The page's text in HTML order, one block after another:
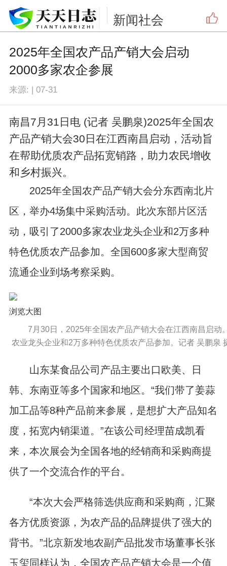
新闻社会
2025年全国农产品产销大会启动
2000多家农企参展
来源: |07-31
南昌7月31日电 (记者 吴鹏泉)2025年全国农
产品产销大会30日在江西南昌启动，活动旨
在帮助优质农产品拓宽销路，助力农民增收
和乡村振兴。
2025年全国农产品产销大会分东西南北片
区，举办4场集中采购活动。此次东部片区活
动，吸引了2000多家农业龙头企业和2万多种
特色优质农产品参加。全国600多家大型商贸
流通企业到场考察采购。
浏览大图
7月30日，2025年全国农产品产销大会在江西南昌启动
农业龙头企业和2万多种特色优质农产品参加。记者 吴鹏泉
山东某食品公司产品主要出口欧美、日
韩、东南亚等多个国家和地区。“我们带了姜蒜
加工品等8种产品前来参展，是想扩大产品知名
度，拓宽内销渠道。”在该公司经理苗成凯看
来，本次展会为全国各地的经销商和采购商提
供了一个交流合作的平台。
“本次大会严格筛选供应商和采购商，汇聚
各方优质资源，为农产品的品牌提供了强大的
背书。”北京新发地农副产品批发市场董事长张
玉玺同样认为，全国农产品产销大会是一个值